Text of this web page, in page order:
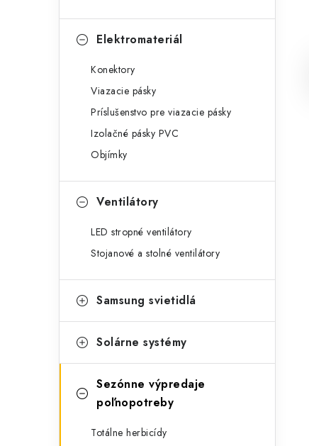
Elektromateriál
Konektory
Viazacie pásky
Príslušenstvo pre viazacie pásky
Izolačné pásky PVC
Objímky
Ventilátory
LED stropné ventilátory
Stojanové a stolné ventilátory
Samsung svietidlá
Solárne systémy
Sezónne výpredaje
poľnopotreby
Totálne herbicídy